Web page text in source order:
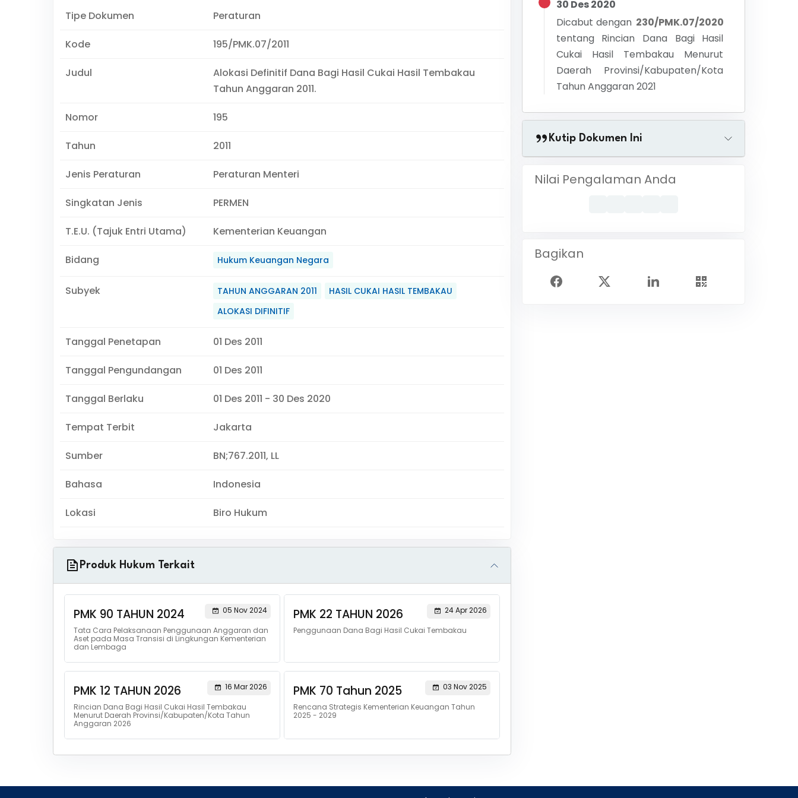
Tipe Dokumen Peraturan
Kode 195/PMK.07/2011
Judul
Alokasi Definitif Dana Bagi Hasil Cukai Hasil Tembakau
Tahun Anggaran 2011.
Nomor 195
Tahun 2011
Jenis Peraturan Peraturan Menteri
Singkatan Jenis PERMEN
T.E.U. (Tajuk Entri Utama) Kementerian Keuangan
Bidang Hukum Keuangan Negara
Subyek TAHUN ANGGARAN 2011
HASIL CUKAI HASIL TEMBAKAU
ALOKASI DIFINITIF
Tanggal Penetapan 01 Des 2011
Tanggal Pengundangan 01 Des 2011
Tanggal Berlaku 01 Des 2011 - 30 Des 2020
Tempat Terbit Jakarta
Sumber BN;767.2011, LL
Bahasa Indonesia
Lokasi Biro Hukum
Produk Hukum Terkait
PMK 90 TAHUN 2024
05 Nov 2024
Tata Cara Pelaksanaan Penggunaan Anggaran dan
Aset pada Masa Transisi di Lingkungan Kementerian
dan Lembaga
PMK 22 TAHUN 2026
24 Apr 2026
Penggunaan Dana Bagi Hasil Cukai Tembakau
PMK 12 TAHUN 2026
16 Mar 2026
Rincian Dana Bagi Hasil Cukai Hasil Tembakau
Menurut Daerah Provinsi/Kabupaten/Kota Tahun
Anggaran 2026
PMK 70 Tahun 2025
03 Nov 2025
Rencana Strategis Kementerian Keuangan Tahun
2025 - 2029
30 Des 2020
Dicabut dengan 230/PMK.07/2020
tentang Rincian Dana Bagi Hasil
Cukai Hasil Tembakau Menurut
Daerah Provinsi/Kabupaten/Kota
Tahun Anggaran 2021
Kutip Dokumen Ini
Nilai Pengalaman Anda
Bagikan